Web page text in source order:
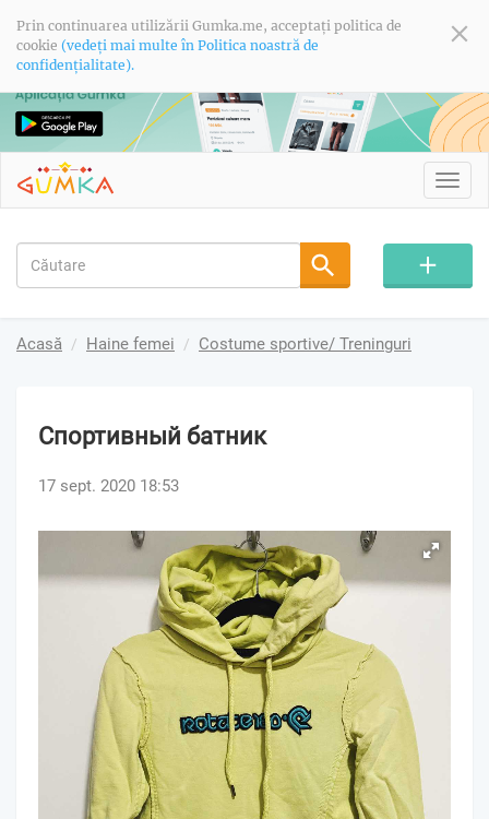
Prin continuarea utilizării Gumka.me, acceptați politica de
cookie (vedeți mai multe în Politica noastră de
confidențialitate).
Acasă Haine femei Costume sportive/ Treninguri
Спортивный батник
17 sept. 2020 18:53